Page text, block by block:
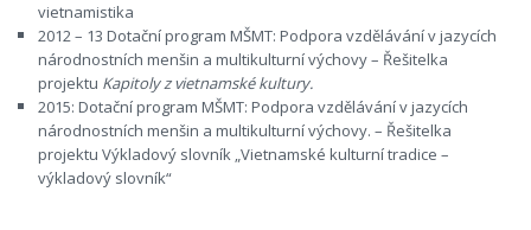
vietnamistika
2012 – 13 Dotační program MŠMT: Podpora vzdělávání v jazycích
národnostních menšin a multikulturní výchovy – Řešitelka
projektu Kapitoly z vietnamské kultury.
2015: Dotační program MŠMT: Podpora vzdělávání v jazycích
národnostních menšin a multikulturní výchovy. – Řešitelka
projektu Výkladový slovník „Vietnamské kulturní tradice –
výkladový slovník“